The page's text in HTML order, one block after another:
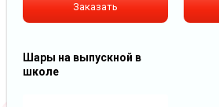
Заказать
Шары на выпускной в
школе